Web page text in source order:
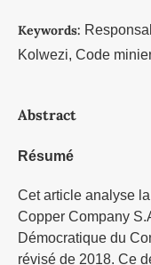
Keywords:
Kolwezi, Code
Abstract
Résumé
Cet article analyse
Copper Company
Démocratique du
révisé de 2018. Ce